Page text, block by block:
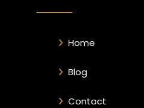
Home
Blog
Contact